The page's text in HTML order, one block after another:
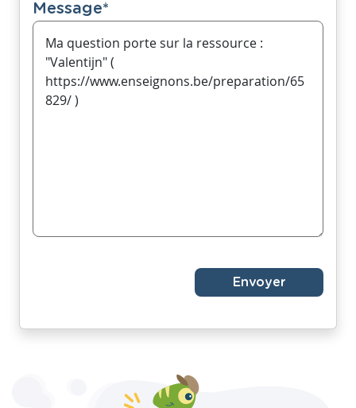
Message*
Envoyer